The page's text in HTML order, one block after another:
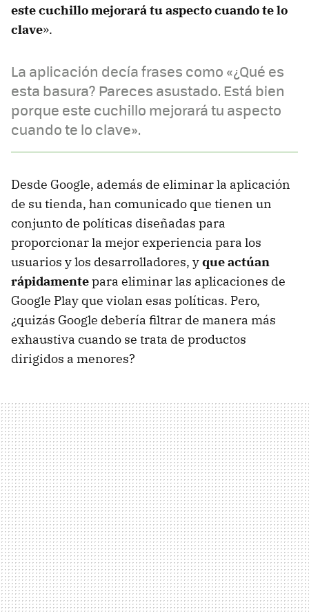
este cuchillo mejorará tu aspecto cuando te lo
clave».
La aplicación decía frases como «¿Qué es
esta basura? Pareces asustado. Está bien
porque este cuchillo mejorará tu aspecto
cuando te lo clave».
Desde Google, además de eliminar la aplicación
de su tienda, han comunicado que tienen un
conjunto de políticas diseñadas para
proporcionar la mejor experiencia para los
usuarios y los desarrolladores, yque actúan
rápidamentepara eliminar las aplicaciones de
Google Play que violan esas políticas. Pero,
¿quizás Google debería filtrar de manera más
exhaustiva cuando se trata de productos
dirigidos a menores?